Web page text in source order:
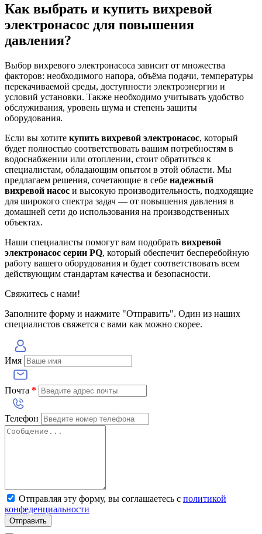
Как выбрать и купить вихревой
электронасос для повышения
давления?
Выбор вихревого электронасоса зависит от множества
факторов: необходимого напора, объёма подачи, температуры
перекачиваемой среды, доступности электроэнергии и
условий установки. Также необходимо учитывать удобство
обслуживания, уровень шума и степень защиты
оборудования.
Если вы хотите купить вихревой электронасос, который
будет полностью соответствовать вашим потребностям в
водоснабжении или отоплении, стоит обратиться к
специалистам, обладающим опытом в этой области. Мы
предлагаем решения, сочетающие в себе надежный
вихревой насос и высокую производительность, подходящие
для широкого спектра задач — от повышения давления в
домашней сети до использования на производственных
объектах.
Наши специалисты помогут вам подобрать вихревой
электронасос серии PQ, который обеспечит бесперебойную
работу вашего оборудования и будет соответствовать всем
действующим стандартам качества и безопасности.
Свяжитесь с нами!
Заполните форму и нажмите "Отправить". Один из наших
специалистов свяжется с вами как можно скорее.
Имя
Почта *
Телефон
Отправляя эту форму, вы соглашаетесь с политикой
конфеденциальности
Отправить